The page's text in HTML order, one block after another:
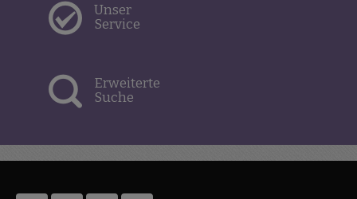
Unser
Service
Erweiterte
Suche